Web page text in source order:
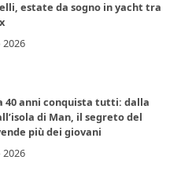
estate da sogno in yacht tra
2026
40 anni conquista tutti: dalla
di Man, il segreto del
più dei giovani
2026